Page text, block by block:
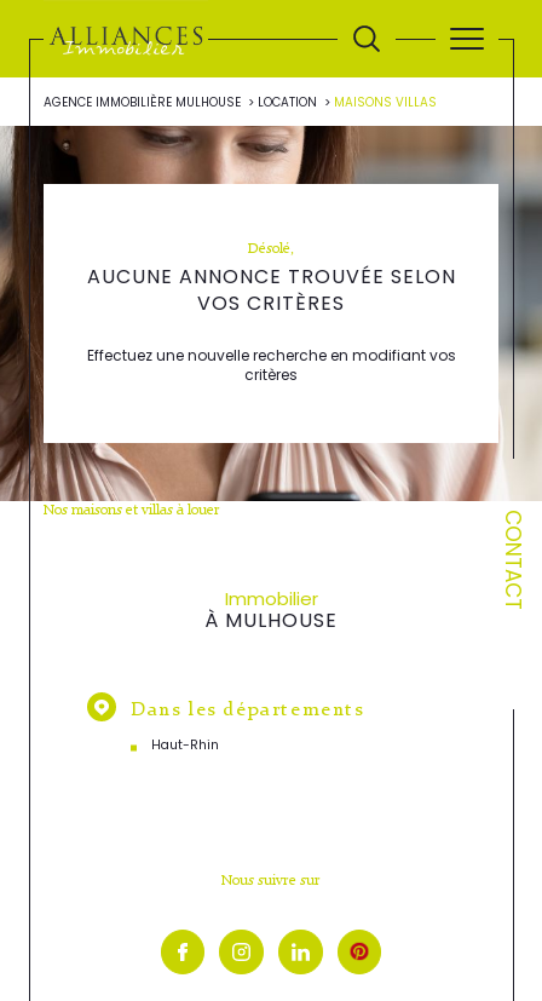
CONTACT
AGENCE IMMOBILIÈRE MULHOUSE LOCATION MAISONS VILLAS
Désolé,
AUCUNE ANNONCE TROUVÉE SELON
VOS CRITÈRES
Effectuez une nouvelle recherche en modifiant vos
critères
Nos maisons et villas à louer
Immobilier
À MULHOUSE
Dans les départements
Haut-Rhin
Nous suivre sur